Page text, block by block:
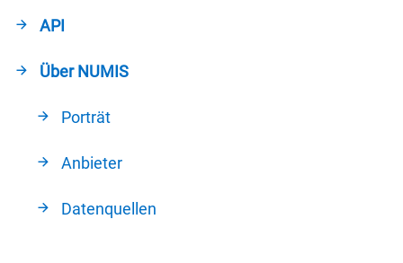
API
Über NUMIS
Porträt
Anbieter
Datenquellen